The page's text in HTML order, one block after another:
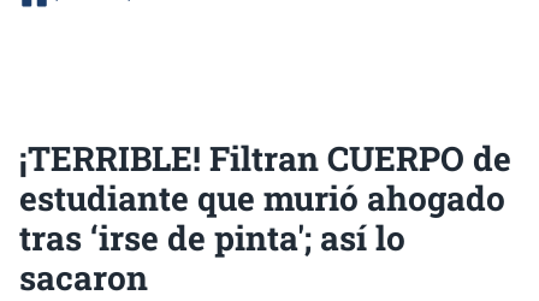
¡TERRIBLE! Filtran CUERPO de
estudiante que murió ahogado
tras ‘irse de pinta'; así lo
sacaron